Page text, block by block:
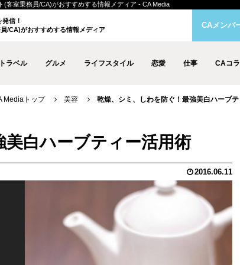
客室乗務員/CA)がおすすめする情報メディア - CA Media
信！
/CA)がおすすめする情報メディア
トラベル グルメ ライフスタイル 恋愛 仕事 CAコ
CAメンバ
Mediaトップ 美容 乾燥、シミ、しわを防ぐ！最強美白ハーブ
白ハーブティー活用術
2016.06.11